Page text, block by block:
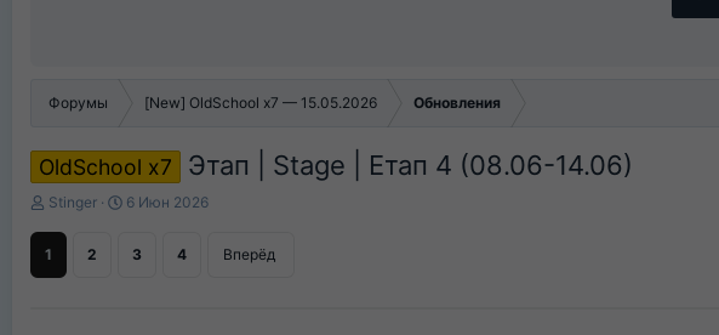
Форумы [New] OldSchool x7 — 15.05.2026 Обновления
OldSchool х7 Этап | Stage | Етап 4 (08.06-14.06)
А
т
Stinger
Д
6 Июн 2026
1 2 3 4 Вперёд